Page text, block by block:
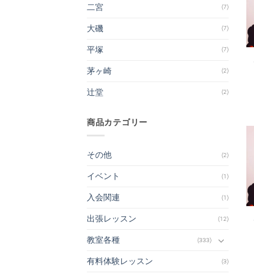
二宮 (7)
大磯 (7)
平塚 (7)
茅ヶ崎 (2)
辻堂 (2)
商品カテゴリー
その他 (2)
イベント (1)
入会関連 (1)
出張レッスン (12)
教室各種 (333)
有料体験レッスン (3)